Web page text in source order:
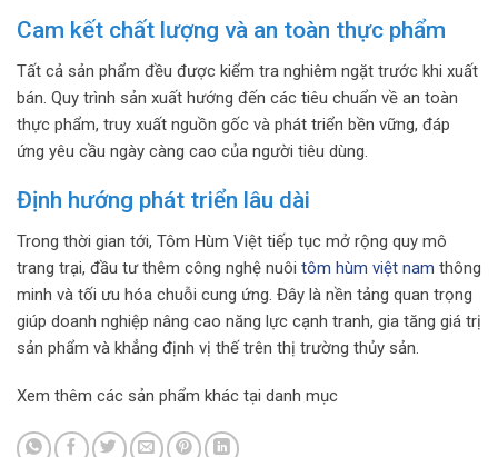
Cam kết chất lượng và an toàn thực phẩm
Tất cả sản phẩm đều được kiểm tra nghiêm ngặt trước khi xuất
bán. Quy trình sản xuất hướng đến các tiêu chuẩn về an toàn
thực phẩm, truy xuất nguồn gốc và phát triển bền vững, đáp
ứng yêu cầu ngày càng cao của người tiêu dùng.
Định hướng phát triển lâu dài
Trong thời gian tới, Tôm Hùm Việt tiếp tục mở rộng quy mô
trang trại, đầu tư thêm công nghệ nuôi tôm hùm việt nam thông
minh và tối ưu hóa chuỗi cung ứng. Đây là nền tảng quan trọng
giúp doanh nghiệp nâng cao năng lực cạnh tranh, gia tăng giá trị
sản phẩm và khẳng định vị thế trên thị trường thủy sản.
Xem thêm các sản phẩm khác tại danh mục